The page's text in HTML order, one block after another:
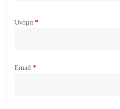
Όνομα *
Email *